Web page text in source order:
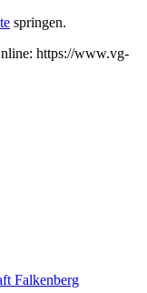
springen.
https://www.vg-